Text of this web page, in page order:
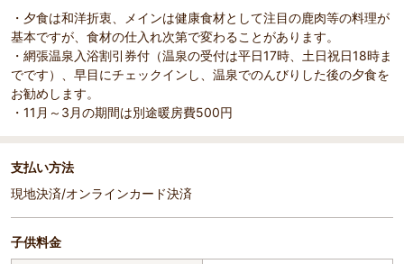
・夕食は和洋折衷、メインは健康食材として注目の鹿肉等の料理が
基本ですが、食材の仕入れ次第で変わることがあります。
・網張温泉入浴割引券付（温泉の受付は平日17時、土日祝日18時ま
でです）、早目にチェックインし、温泉でのんびりした後の夕食を
お勧めします。
・11月～3月の期間は別途暖房費500円
支払い方法
現地決済/オンラインカード決済
子供料金